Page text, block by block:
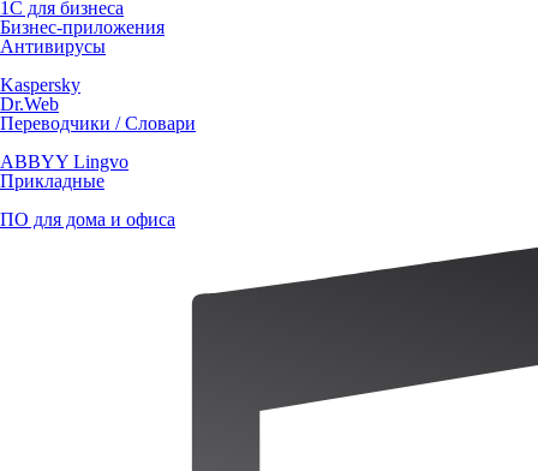
1С для бизнеса
Бизнес-приложения
Антивирусы
Kaspersky
Dr.Web
Переводчики / Словари
ABBYY Lingvo
Прикладные
ПО для дома и офиса